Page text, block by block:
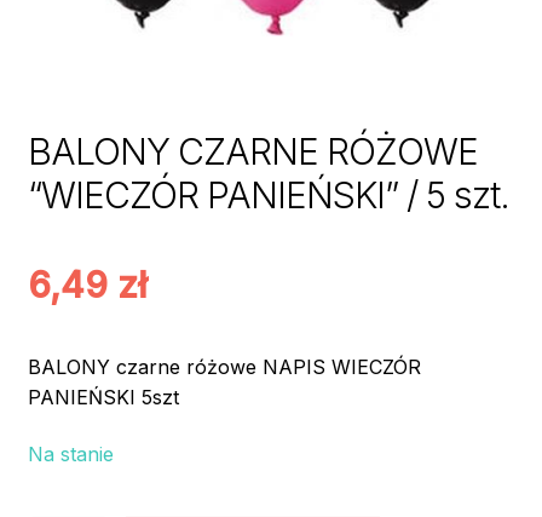
BALONY CZARNE RÓŻOWE
“WIECZÓR PANIEŃSKI” / 5 szt.
6,49 zł
BALONY czarne różowe NAPIS WIECZÓR
PANIEŃSKI 5szt
Na stanie